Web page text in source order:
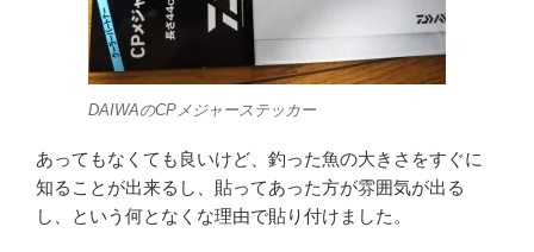
DAIWAのCPメジャーステッカー
あってもなくても良いけど、釣った魚の大きさをすぐに
知ることが出来るし、貼ってあった方が雰囲気が出る
し、という何となくな理由で貼り付けました。